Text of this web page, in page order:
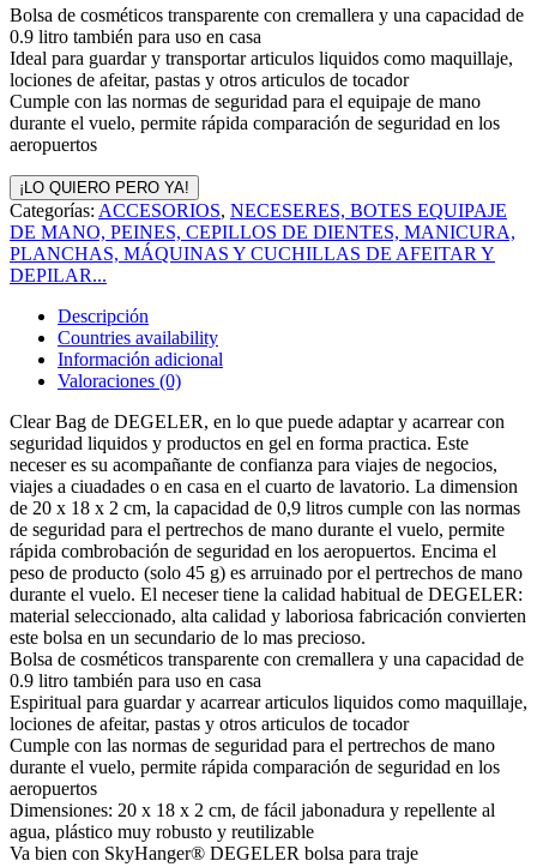
era:
24,90€.
es:
22,90€.
Bolsa de cosméticos transparente con cremallera y una capacidad de
0.9 litro también para uso en casa
Ideal para guardar y transportar articulos liquidos como maquillaje,
lociones de afeitar, pastas y otros articulos de tocador
Cumple con las normas de seguridad para el equipaje de mano
durante el vuelo, permite rápida comparación de seguridad en los
aeropuertos
¡LO QUIERO PERO YA!
Categorías: ACCESORIOS, NECESERES, BOTES EQUIPAJE
DE MANO, PEINES, CEPILLOS DE DIENTES, MANICURA,
PLANCHAS, MÁQUINAS Y CUCHILLAS DE AFEITAR Y
DEPILAR...
Descripción
Countries availability
Información adicional
Valoraciones (0)
Clear Bag de DEGELER, en lo que puede adaptar y acarrear con
seguridad liquidos y productos en gel en forma practica. Este
neceser es su acompañante de confianza para viajes de negocios,
viajes a ciuadades o en casa en el cuarto de lavatorio. La dimension
de 20 x 18 x 2 cm, la capacidad de 0,9 litros cumple con las normas
de seguridad para el pertrechos de mano durante el vuelo, permite
rápida combrobación de seguridad en los aeropuertos. Encima el
peso de producto (solo 45 g) es arruinado por el pertrechos de mano
durante el vuelo. El neceser tiene la calidad habitual de DEGELER:
material seleccionado, alta calidad y laboriosa fabricación convierten
este bolsa en un secundario de lo mas precioso.
Bolsa de cosméticos transparente con cremallera y una capacidad de
0.9 litro también para uso en casa
Espiritual para guardar y acarrear articulos liquidos como maquillaje,
lociones de afeitar, pastas y otros articulos de tocador
Cumple con las normas de seguridad para el pertrechos de mano
durante el vuelo, permite rápida comparación de seguridad en los
aeropuertos
Dimensiones: 20 x 18 x 2 cm, de fácil jabonadura y repellente al
agua, plástico muy robusto y reutilizable
Va bien con SkyHanger® DEGELER bolsa para traje